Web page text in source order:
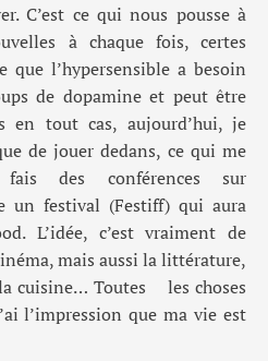
C’est ce qui nous pousse à
à chaque fois, certes
que l’hypersensible a besoin
de dopamine et peut être
en tout cas, aujourd’hui, je
de jouer dedans, ce qui me
des conférences sur
un festival (Festiff) qui aura
L’idée, c’est vraiment de
mais aussi la littérature,
cuisine… Toutes les choses
l’impression que ma vie est